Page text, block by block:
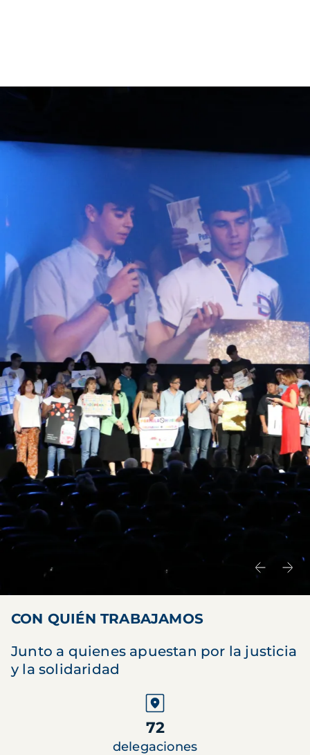
CON QUIÉN TRABAJAMOS
Junto a quienes apuestan por la justicia
y la solidaridad
72
delegaciones